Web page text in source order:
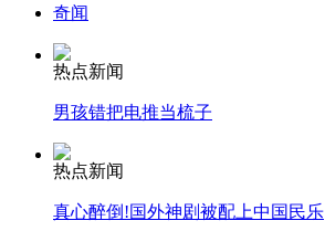
外交部：反对强权政治霸凌主义
外交部：有关国家言论片面不公正
奇闻
热点新闻
男孩错把电推当梳子
热点新闻
真心醉倒!国外神剧被配上中国民乐